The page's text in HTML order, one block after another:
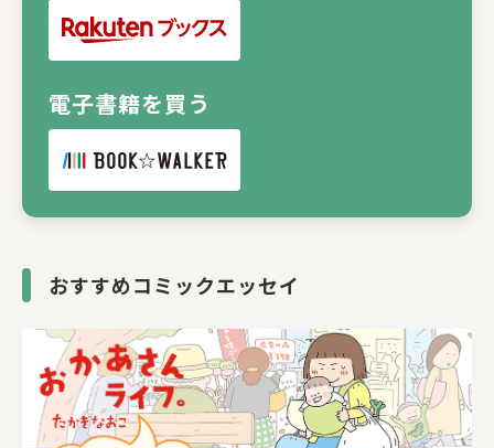
電子書籍を買う
おすすめコミックエッセイ